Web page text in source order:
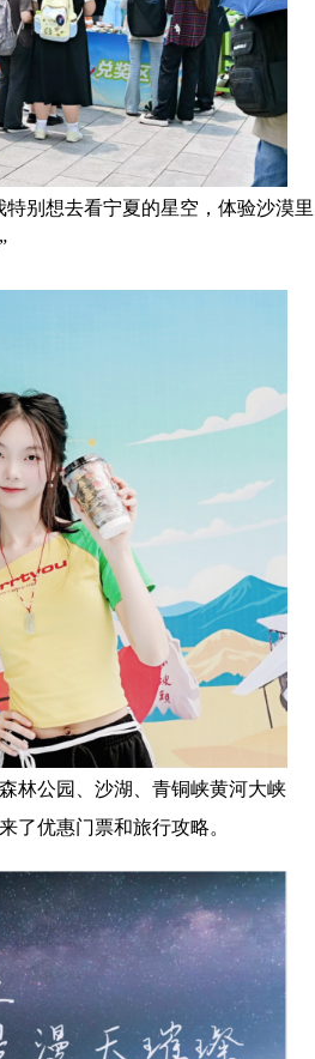
别想去看宁夏的星空，体验沙漠里
林公园、沙湖、青铜峡黄河大峡
了优惠门票和旅行攻略。